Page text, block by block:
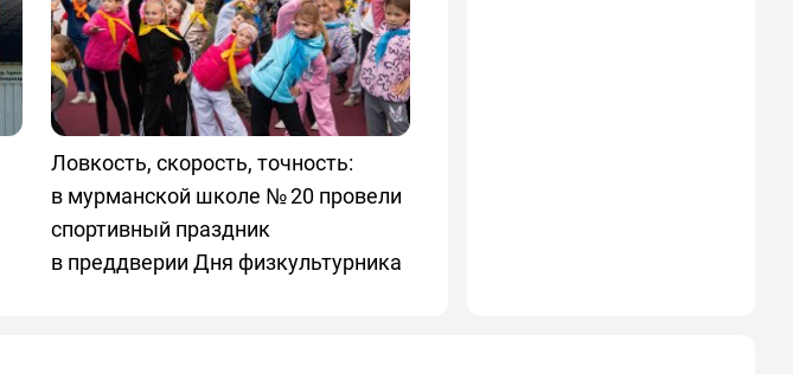
Ловкость, скорость, точность:
в мурманской школе № 20 провели
спортивный праздник
в преддверии Дня физкультурника